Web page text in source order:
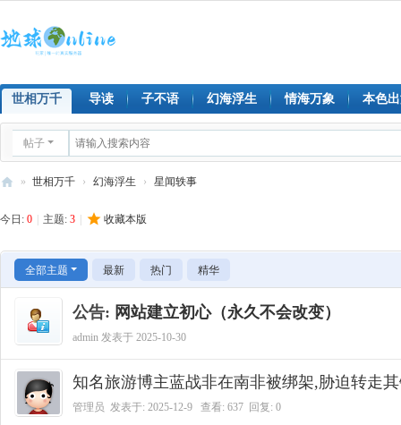
世相万千 导读 子不语 幻海浮生 情海万象 本色
帖子
lin
» 世相万千 › 幻海浮生 › 星闻轶事
今日: 0 主题: 3 收藏本版
全部主题 最新 热门 精华
公告: 网站建立初心（永久不会改变）
admin 发表于 2025-10-30
知名旅游博主蓝战非在南非被绑架,胁迫转走
管理员 发表于: 2025-12-9 查看: 637 回复: 0